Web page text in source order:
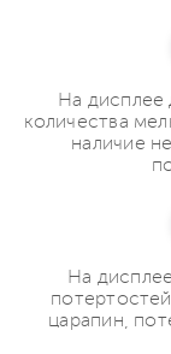
На дисплее
количества
наличие
На
царапин,